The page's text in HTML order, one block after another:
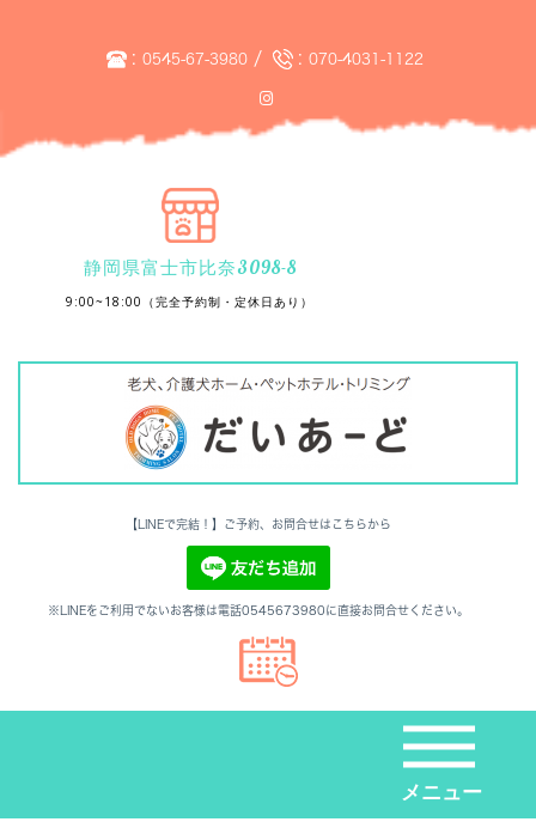
: 0545-67-3980/ : 070-4031-1122
静岡県富士市比奈3098-8
9:00~18:00（完全予約制・定休日あり）
【LINEで完結！】ご予約、お問合せはこちらから
※LINEをご利用でないお客様は電話0545673980に直接お問合せください。
メニュー